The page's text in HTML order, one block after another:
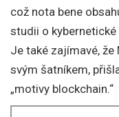
což nota bene
studii o
Je také zajímavé,
svým šatníkem,
„motivy blockchain.“